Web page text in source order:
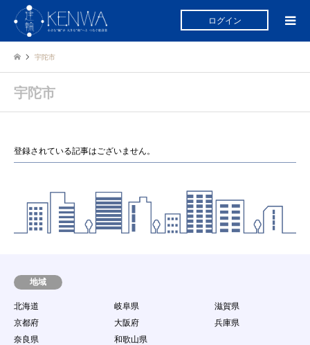
ログイン
宇陀市
宇陀市
登録されている記事はございません。
地域
北海道 岐阜県
滋賀県
京都府
大阪府
兵庫県
奈良県
和歌山県